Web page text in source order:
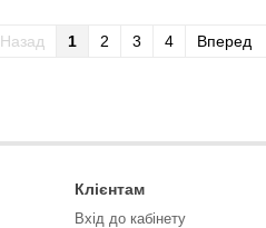
Назад 1 2 3 4 Вперед
Клієнтам
Вхід до кабінету